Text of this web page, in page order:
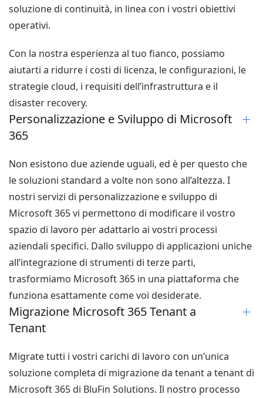
soluzione di continuità, in linea con i vostri obiettivi
operativi.
Con la nostra esperienza al tuo fianco, possiamo
aiutarti a ridurre i costi di licenza, le configurazioni, le
strategie cloud, i requisiti dell’infrastruttura e il
disaster recovery.
Personalizzazione e Sviluppo di Microsoft
365
Non esistono due aziende uguali, ed è per questo che
le soluzioni standard a volte non sono all’altezza. I
nostri servizi di personalizzazione e sviluppo di
Microsoft 365 vi permettono di modificare il vostro
spazio di lavoro per adattarlo ai vostri processi
aziendali specifici. Dallo sviluppo di applicazioni uniche
all’integrazione di strumenti di terze parti,
trasformiamo Microsoft 365 in una piattaforma che
funziona esattamente come voi desiderate.
Migrazione Microsoft 365 Tenant a
Tenant
Migrate tutti i vostri carichi di lavoro con un’unica
soluzione completa di migrazione da tenant a tenant di
Microsoft 365 di BluFin Solutions. Il nostro processo